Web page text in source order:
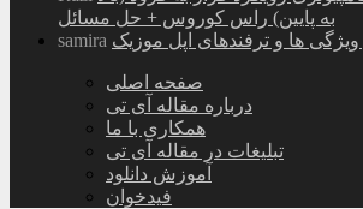
به پایین) راس کوروس + حل مسائل
samira
صفحه اصلی
درباره مقاله آی تی
همکاری با ما
تبلیغات در مقاله آی تی
آموزش دانلود
فیدخوان